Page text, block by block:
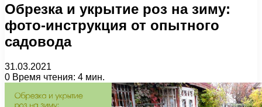
Обрезка и укрытие роз на зиму:
фото-инструкция от опытного
садовода
31.03.2021
0 Время чтения: 4 мин.